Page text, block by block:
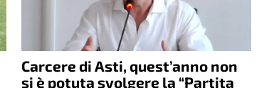
Carcere di Asti, quest’anno non
si è potuta svolgere la “Partita